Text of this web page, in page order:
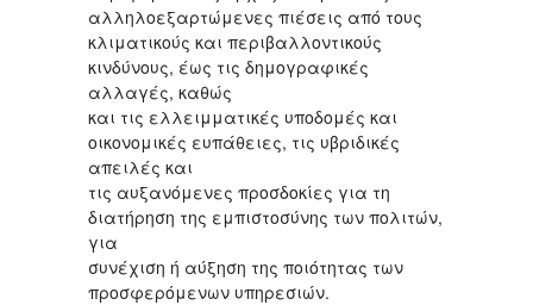
αλληλοεξαρτώμενες πιέσεις από τους
κλιματικούς και περιβαλλοντικούς
κινδύνους, έως τις δημογραφικές
αλλαγές, καθώς
και τις ελλειμματικές υποδομές και
οικονομικές ευπάθειες, τις υβριδικές
απειλές και
τις αυξανόμενες προσδοκίες για τη
διατήρηση της εμπιστοσύνης των πολιτών,
για
συνέχιση ή αύξηση της ποιότητας των
προσφερόμενων υπηρεσιών.